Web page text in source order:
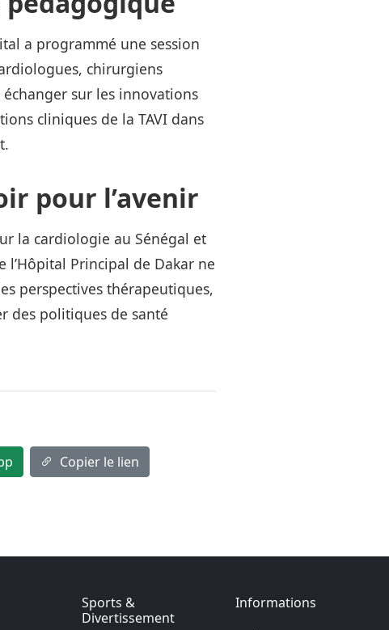
a programmé une session
chirurgiens
sur les innovations
cliniques de la TAVI dans
pour l’avenir
la cardiologie au Sénégal et
l’Hôpital Principal de Dakar ne
perspectives thérapeutiques,
des politiques de santé
Copier le lien
Sports &
Divertissement
Informations